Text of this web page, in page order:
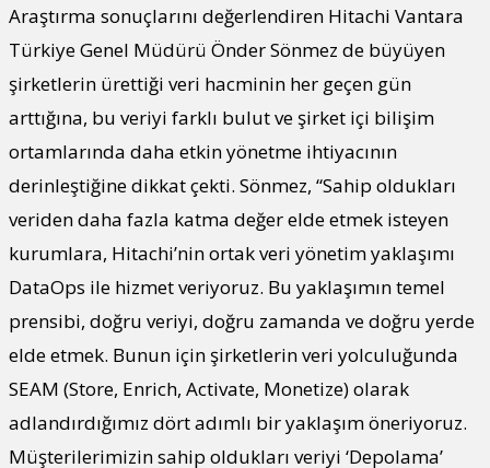
Araştırma sonuçlarını değerlendiren Hitachi Vantara
Türkiye Genel Müdürü Önder Sönmez de büyüyen
şirketlerin ürettiği veri hacminin her geçen gün
arttığına, bu veriyi farklı bulut ve şirket içi bilişim
ortamlarında daha etkin yönetme ihtiyacının
derinleştiğine dikkat çekti. Sönmez, “Sahip oldukları
veriden daha fazla katma değer elde etmek isteyen
kurumlara, Hitachi’nin ortak veri yönetim yaklaşımı
DataOps ile hizmet veriyoruz. Bu yaklaşımın temel
prensibi, doğru veriyi, doğru zamanda ve doğru yerde
elde etmek. Bunun için şirketlerin veri yolculuğunda
SEAM (Store, Enrich, Activate, Monetize) olarak
adlandırdığımız dört adımlı bir yaklaşım öneriyoruz.
Müşterilerimizin sahip oldukları veriyi ‘Depolama’